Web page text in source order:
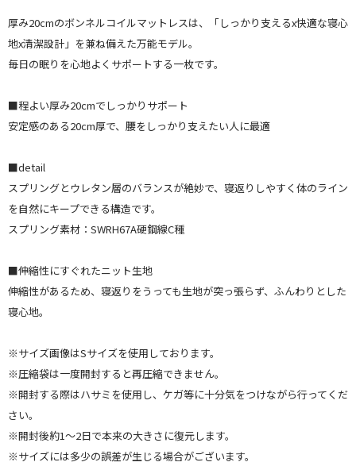
厚み20cmのボンネルコイルマットレスは、「しっかり支えるx快適な寝心
地x清潔設計」を兼ね備えた万能モデル。
毎日の眠りを心地よくサポートする一枚です。
■程よい厚み20cmでしっかりサポート
安定感のある20cm厚で、腰をしっかり支えたい人に最適
■detail
スプリングとウレタン層のバランスが絶妙で、寝返りしやすく体のライン
を自然にキープできる構造です。
スプリング素材：SWRH67A硬鋼線C種
■伸縮性にすぐれたニット生地
伸縮性があるため、寝返りをうっても生地が突っ張らず、ふんわりとした
寝心地。
※サイズ画像はSサイズを使用しております。
※圧縮袋は一度開封すると再圧縮できません。
※開封する際はハサミを使用し、ケガ等に十分気をつけながら行ってくだ
さい。
※開封後約1～2日で本来の大きさに復元します。
※サイズには多少の誤差が生じる場合がございます。